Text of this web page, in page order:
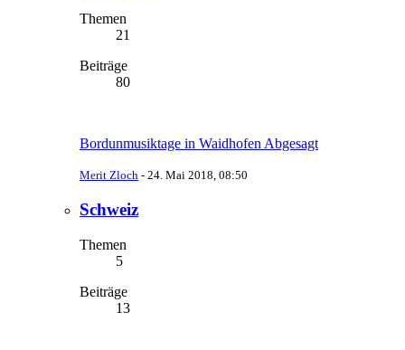
Themen
21
Beiträge
80
Bordunmusiktage in Waidhofen Abgesagt
Merit Zloch - 24. Mai 2018, 08:50
Schweiz
Themen
5
Beiträge
13